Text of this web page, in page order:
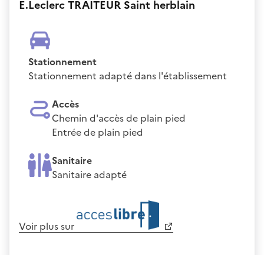
E.Leclerc TRAITEUR Saint herblain
Stationnement
Stationnement adapté dans l'établissement
Accès
Chemin d'accès de plain pied
Entrée de plain pied
Sanitaire
Sanitaire adapté
Voir plus sur